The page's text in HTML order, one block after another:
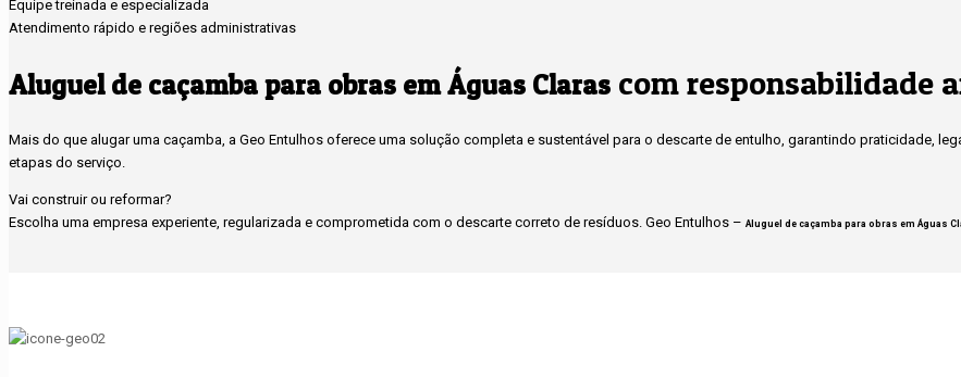
Equipe treinada e especializada
Atendimento rápido e regiões administrativas
Aluguel de caçamba para obras em Águas Claras com responsabilidade
Mais do que alugar uma caçamba, a Geo Entulhos oferece uma solução completa e sustentável para o descarte de entulho, garantindo praticidade,
etapas do serviço.
Vai construir ou reformar?
Escolha uma empresa experiente, regularizada e comprometida com o descarte correto de resíduos. Geo Entulhos – Aluguel de caçamba para obras em Águas